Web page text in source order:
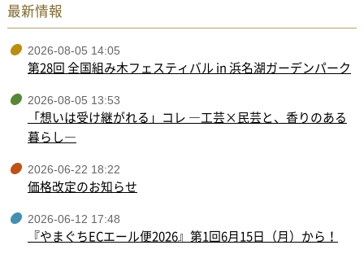
最新情報
2026-08-05 14:05
第28回 全国組み木フェスティバル in 浜名湖ガーデンパーク
2026-08-05 13:53
「想いは受け継がれる」コレ ―工芸×民芸と、香りのある
暮らし―
2026-06-22 18:22
価格改定のお知らせ
2026-06-12 17:48
『やまぐちECエール便2026』第1回6月15日（月）から！